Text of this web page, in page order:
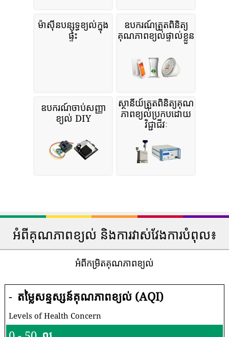
ម៉ាស៊ីនបន្សុទ្ធខ្យល់ក្នុង
ផ្ទះ
ឧបករណ៍ត្រួតពិនិត្យ
គុណភាពខ្យល់ផ្ទាល់ខ្លួន
ឧបករណ៍ចាប់សញ្ញា
ខ្យល់ DIY
ស្ថានីយ៍ត្រួតពិនិត្យគុណ
ភាពខ្យល់ប្រកបដោយ
វិជ្ជាជីវៈ
អំពីគុណភាពខ្យល់ និងការវាស់វែងការបំពុល៖
អំពីកម្រិតគុណភាពខ្យល់
- តម្លៃសន្ទស្សន៍គុណភាពខ្យល់ (AQI)
Levels of Health Concern